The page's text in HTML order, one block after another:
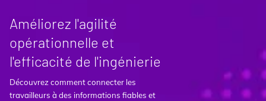
Améliorez l'agilité
opérationnelle et
l'efficacité de l'ingénierie
Découvrez comment connecter les
travailleurs à des informations fiables et